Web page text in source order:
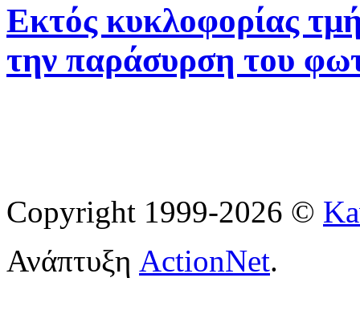
Εκτός κυκλοφορίας
την παράσυρση του
Copyright 1999-2026 ©
Ανάπτυξη ActionNet.